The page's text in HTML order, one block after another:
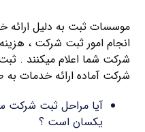
موسسات ثبت به دلیل ارائه
انجام امور ثبت شرکت ،
شرکت شما اعلام میکنند .
شرکت آماده ارائه خدمات
آیا مراحل ثبت شرکت
یکسان است ؟